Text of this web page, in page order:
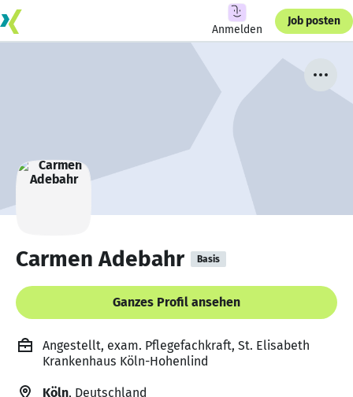
Anmelden
Job posten
Carmen Adebahr Basis
Ganzes Profil ansehen
Angestellt, exam. Pflegefachkraft, St. Elisabeth
Krankenhaus Köln-Hohenlind
Köln, Deutschland